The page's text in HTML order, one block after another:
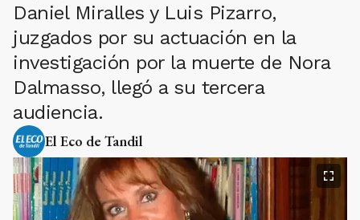
Daniel Miralles y Luis Pizarro,
juzgados por su actuación en la
investigación por la muerte de Nora
Dalmasso, llegó a su tercera
audiencia.
El Eco de Tandil